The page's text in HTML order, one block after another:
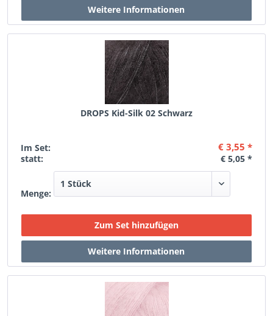
DROPS Kid-Silk 02 Schwarz
Im Set: € 3,55 *
statt: € 5,05 *
Menge: